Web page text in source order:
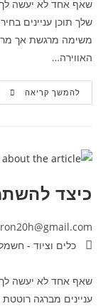
שאף אחד לא יעשה לך
שלך תוכן עניינים
משימה מרגשת אך
האווירה…
להמשך קריאה
כיצד
כלים וציוד -
שאף אחד לא יעשה
עניינים מברגה